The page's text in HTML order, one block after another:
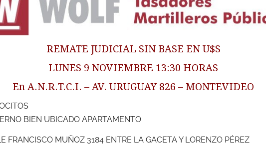
REMATE JUDICIAL SIN BASE EN U$S
LUNES 9 NOVIEMBRE 13:30 HORAS
En A.N.R.T.C.I. – AV. URUGUAY 826 – MONTEVIDEO
BIEN UBICADO APARTAMENTO
FRANCISCO MUÑOZ 3184 ENTRE LA GACETA Y LORENZO PÉREZ